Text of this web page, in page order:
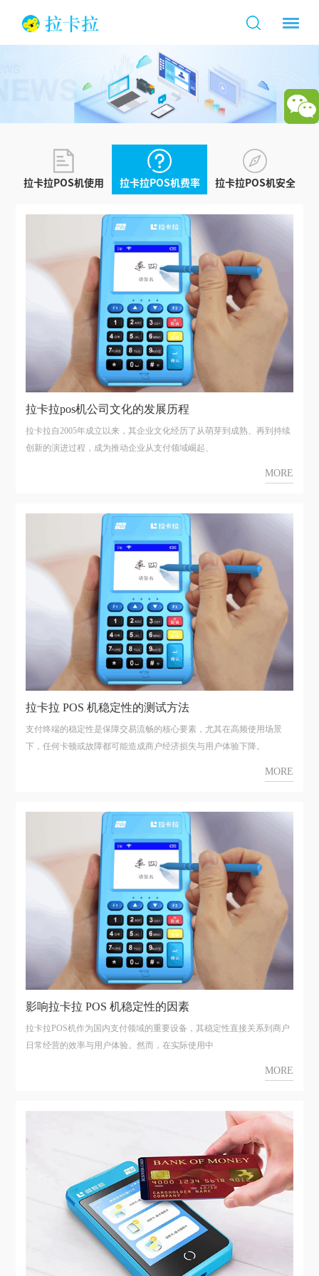
拉卡拉POS机使用 拉卡拉POS机费率 拉卡拉POS机安全
拉卡拉pos机公司文化的发展历程
拉卡拉自2005年成立以来，其企业文化经历了从萌芽到成熟、再到持续
创新的演进过程，成为推动企业从支付领域崛起、
MORE
拉卡拉 POS 机稳定性的测试方法
支付终端的稳定性是保障交易流畅的核心要素，尤其在高频使用场景
下，任何卡顿或故障都可能造成商户经济损失与用户体验下降。
MORE
影响拉卡拉 POS 机稳定性的因素
拉卡拉POS机作为国内支付领域的重要设备，其稳定性直接关系到商户
日常经营的效率与用户体验。然而，在实际使用中
MORE